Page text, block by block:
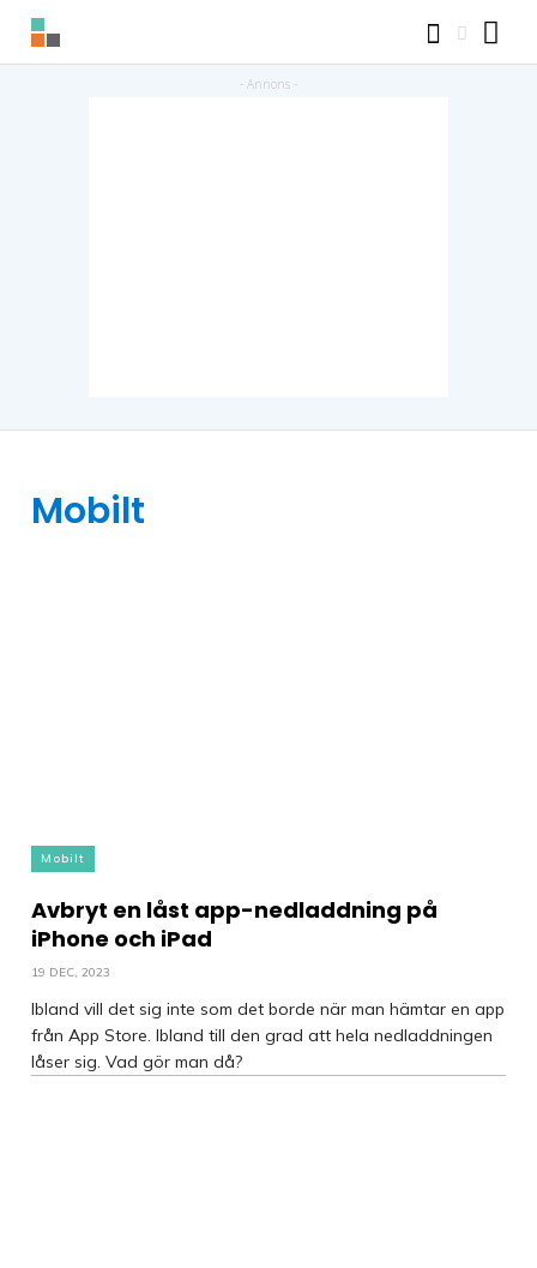
Mobilt
Mobilt
Avbryt en låst app-nedladdning på
iPhone och iPad
19 DEC, 2023
Ibland vill det sig inte som det borde när man hämtar en app
från App Store. Ibland till den grad att hela nedladdningen
låser sig. Vad gör man då?